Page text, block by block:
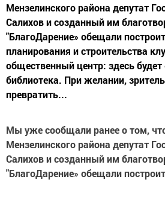
Мензелинского района депутат
Салихов и созданный им
"БлагоДарение» обещали
планирования и строительства
общественный центр: здесь
библиотека. При желании,
превратить...
Мы уже сообщали ранее о том,
Мензелинского района депутат
Салихов и созданный им
"БлагоДарение» обещали